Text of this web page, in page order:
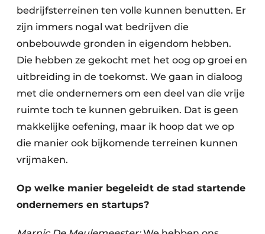
bedrijfsterreinen ten volle kunnen benutten. Er
zijn immers nogal wat bedrijven die
onbebouwde gronden in eigendom hebben.
Die hebben ze gekocht met het oog op groei en
uitbreiding in de toekomst. We gaan in dialoog
met die ondernemers om een deel van die vrije
ruimte toch te kunnen gebruiken. Dat is geen
makkelijke oefening, maar ik hoop dat we op
die manier ook bijkomende terreinen kunnen
vrijmaken.
Op welke manier begeleidt de stad startende
ondernemers en startups?